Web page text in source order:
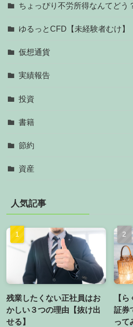
ちょっぴり不労所得なんてどう
ゆるっとCFD【未経験者むけ】
仮想通貨
実績報告
投資
書籍
節約
資産
人気記事
残業したくない正社員はお
かしい３つの理由【抜け出
せる】
【
証券
って